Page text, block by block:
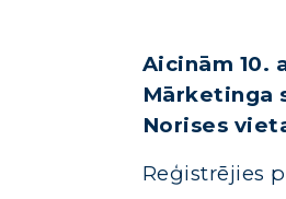
Aicinām 10.
Mārketinga
Norises
Reģistrējies